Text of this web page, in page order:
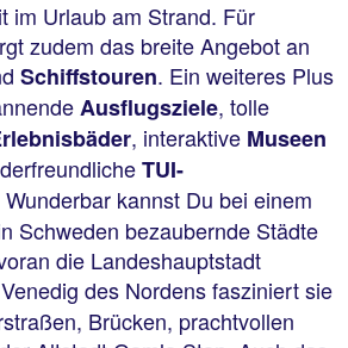
im Urlaub am Strand. Für
zudem das breite Angebot an
Schiffstouren. Ein weiteres Plus
Ausflugsziele, tolle
, interaktive Museen
TUI-
Wunderbar kannst Du bei einem
Schweden bezaubernde Städte
die Landeshauptstadt
des Nordens fasziniert sie
Brücken, prachtvollen